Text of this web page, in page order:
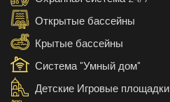
Открытые бассейны
Крытые бассейны
Система "Умный дом"
Детские Игровые площадки